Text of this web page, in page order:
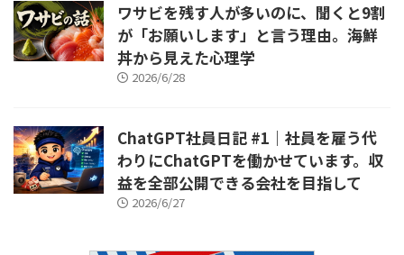
ワサビを残す人が多いのに、聞くと9割
が「お願いします」と言う理由。海鮮
丼から見えた心理学
2026/6/28
ChatGPT社員日記 #1｜社員を雇う代
わりにChatGPTを働かせています。収
益を全部公開できる会社を目指して
2026/6/27